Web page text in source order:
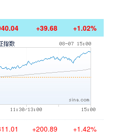
+39.68 +1.02%
+200.89 +1.42%